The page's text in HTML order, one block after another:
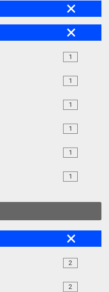
1
1
1
1
1
1
2
2